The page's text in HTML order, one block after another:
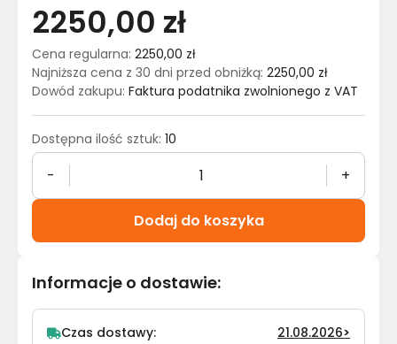
2250,00 zł
Cena regularna: 2250,00 zł
Najniższa cena z 30 dni przed obniżką: 2250,00 zł
Dowód zakupu: Faktura podatnika zwolnionego z VAT
Dostępna ilość sztuk: 10
- +
Dodaj do koszyka
Informacje o dostawie:
Czas dostawy: 21.08.2026>